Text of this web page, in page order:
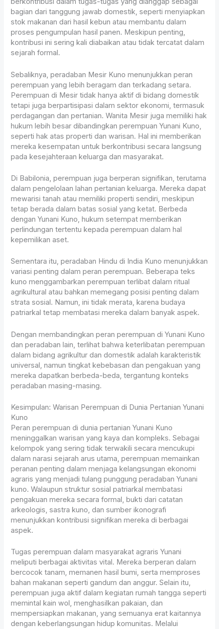
bagian dari tanggung jawab domestik, seperti menyiapkan
stok makanan dari hasil kebun atau membantu dalam
proses pengumpulan hasil panen. Meskipun penting,
kontribusi ini sering kali diabaikan atau tidak tercatat dalam
sejarah formal.
Sebaliknya, peradaban Mesir Kuno menunjukkan peran
perempuan yang lebih beragam dan terkadang setara.
Perempuan di Mesir tidak hanya aktif di bidang domestik
tetapi juga berpartisipasi dalam sektor ekonomi, termasuk
perdagangan dan pertanian. Wanita Mesir juga memiliki hak
hukum lebih besar dibandingkan perempuan Yunani Kuno,
seperti hak atas properti dan warisan. Hal ini memberikan
mereka kesempatan untuk berkontribusi secara langsung
pada kesejahteraan keluarga dan masyarakat.
Di Babilonia, perempuan juga berperan signifikan, terutama
dalam pengelolaan lahan pertanian keluarga. Mereka dapat
mewarisi tanah atau memiliki properti sendiri, meskipun
tetap berada dalam batas sosial yang ketat. Berbeda
dengan Yunani Kuno, hukum setempat memberikan
perlindungan tertentu kepada perempuan dalam hal
kepemilikan aset.
Sementara itu, peradaban Hindu di India Kuno menunjukkan
variasi penting dalam peran perempuan. Beberapa teks
kuno menggambarkan perempuan terlibat dalam ritual
agrikultural atau bahkan memegang posisi penting dalam
strata sosial. Namun, ini tidak merata, karena budaya
patriarkal tetap membatasi mereka dalam banyak aspek.
Dengan membandingkan peran perempuan di Yunani Kuno
dan peradaban lain, terlihat bahwa keterlibatan perempuan
dalam bidang agrikultur dan domestik adalah karakteristik
universal, namun tingkat kebebasan dan pengakuan yang
mereka dapatkan berbeda-beda, tergantung konteks
peradaban masing-masing.
Kesimpulan: Warisan Perempuan di Dunia Pertanian Yunani
Kuno
Peran perempuan di dunia pertanian Yunani Kuno
meninggalkan warisan yang kaya dan kompleks. Sebagai
kelompok yang sering tidak terwakili secara mencukupi
dalam narasi sejarah arus utama, perempuan memainkan
peranan penting dalam menjaga kelangsungan ekonomi
agraris yang menjadi tulang punggung peradaban Yunani
kuno. Walaupun struktur sosial patriarkal membatasi
pengakuan mereka secara formal, bukti dari catatan
arkeologis, sastra kuno, dan sumber ikonografi
menunjukkan kontribusi signifikan mereka di berbagai
aspek.
Tugas perempuan dalam masyarakat agraris Yunani
meliputi berbagai aktivitas vital. Mereka berperan dalam
bercocok tanam, memanen hasil bumi, serta memproses
bahan makanan seperti gandum dan anggur. Selain itu,
perempuan juga aktif dalam kegiatan rumah tangga seperti
memintal kain wol, menghasilkan pakaian, dan
mempersiapkan makanan, yang semuanya erat kaitannya
dengan keberlangsungan hidup komunitas. Melalui